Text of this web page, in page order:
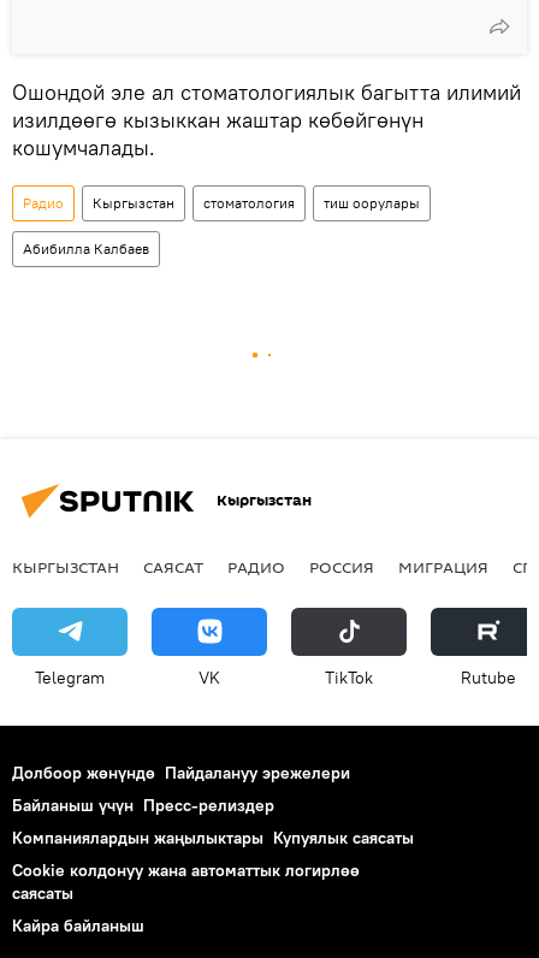
Ошондой эле ал стоматологиялык багытта илимий
изилдөөгө кызыккан жаштар көбөйгөнүн
кошумчалады.
Радио Кыргызстан стоматология тиш оорулары
Абибилла Калбаев
Кыргызстан
КЫРГЫЗСТАН САЯСАТ РАДИО РОССИЯ МИГРАЦИЯ
Telegram VK ТikТоk Rutube
Долбоор жөнүндө Пайдалануу эрежелери
Байланыш үчүн Пресс-релиздер
Компаниялардын жаңылыктары Купуялык саясаты
Cookie колдонуу жана автоматтык логирлөө
саясаты
Кайра байланыш